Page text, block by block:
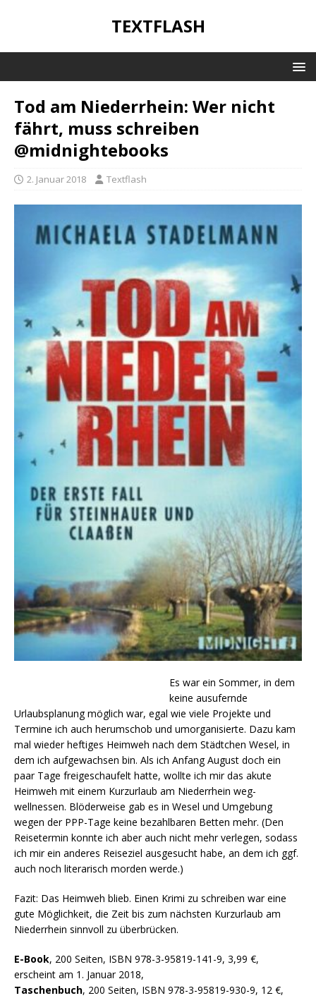
TEXTFLASH
Tod am Niederrhein: Wer nicht
fährt, muss schreiben
@midnightebooks
2. Januar 2018 Textflash
Es war ein Sommer, in dem
keine ausufernde
Urlaubsplanung möglich war, egal wie viele Projekte und
Termine ich auch herumschob und umorganisierte. Dazu kam
mal wieder heftiges Heimweh nach dem Städtchen Wesel, in
dem ich aufgewachsen bin. Als ich Anfang August doch ein
paar Tage freigeschaufelt hatte, wollte ich mir das akute
Heimweh mit einem Kurzurlaub am Niederrhein weg-
wellnessen. Blöderweise gab es in Wesel und Umgebung
wegen der PPP-Tage keine bezahlbaren Betten mehr. (Den
Reisetermin konnte ich aber auch nicht mehr verlegen, sodass
ich mir ein anderes Reiseziel ausgesucht habe, an dem ich ggf.
auch noch literarisch morden werde.)
Fazit: Das Heimweh blieb. Einen Krimi zu schreiben war eine
gute Möglichkeit, die Zeit bis zum nächsten Kurzurlaub am
Niederrhein sinnvoll zu überbrücken.
E-Book, 200 Seiten, ISBN 978-3-95819-141-9, 3,99 €,
erscheint am 1. Januar 2018,
Taschenbuch, 200 Seiten, ISBN 978-3-95819-930-9, 12 €,